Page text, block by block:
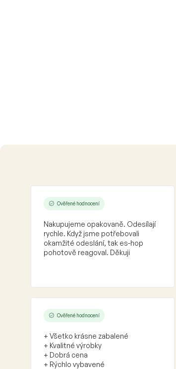
Ověřené hodnocení
Nakupujeme opakovaně. Odesílají
rychle. Když jsme potřebovali
okamžité odeslání, tak es-hop
pohotově reagoval. Děkuji
Ověřené hodnocení
+ Všetko krásne zabalené
+ Kvalitné výrobky
+ Dobrá cena
+ Rýchlo vybavené